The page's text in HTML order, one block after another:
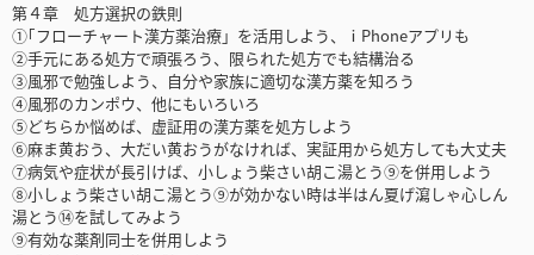
第４章 処方選択の鉄則
①｢フローチャート漢方薬治療」を活用しよう、ⅰPhoneアプリも
②手元にある処方で頑張ろう、限られた処方でも結構治る
③風邪で勉強しよう、自分や家族に適切な漢方薬を知ろう
④風邪のカンポウ、他にもいろいろ
⑤どちらか悩めば、虚証用の漢方薬を処方しよう
⑥麻ま黄おう、大だい黄おうがなければ、実証用から処方しても大丈夫
⑦病気や症状が長引けば、小しょう柴さい胡こ湯とう⑨を併用しよう
⑧小しょう柴さい胡こ湯とう⑨が効かない時は半はん夏げ瀉しゃ心しん
湯とう⑭を試してみよう
⑨有効な薬剤同士を併用しよう